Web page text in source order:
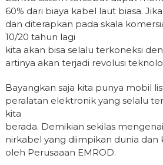
60% dari biaya kabel laut biasa.
dan diterapkan pada skala
10/20 tahun lagi
kita akan bisa selalu terkoneksi
artinya akan terjadi revolusi
Bayangkan saja kita punya mobil
peralatan elektronik yang selalu
kita
berada. Demikian sekilas
nirkabel yang diimpikan dunia dan
oleh Perusaaan EMROD.